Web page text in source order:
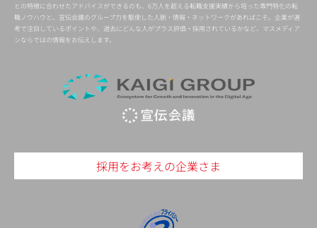
との特徴に合わせたアドバイスができるのも、6万人を超える転職支援実績から培った専門特化の転
職ノウハウと、宣伝会議のグループ力を駆使した人脈・情報・ネットワークがあればこそ。企業が選
考で注目しているポイントや、過去にどんな人がプラス評価・採用されているかなど、マスメディア
ンならではの情報をお伝えします。
採用をお考えの企業さま